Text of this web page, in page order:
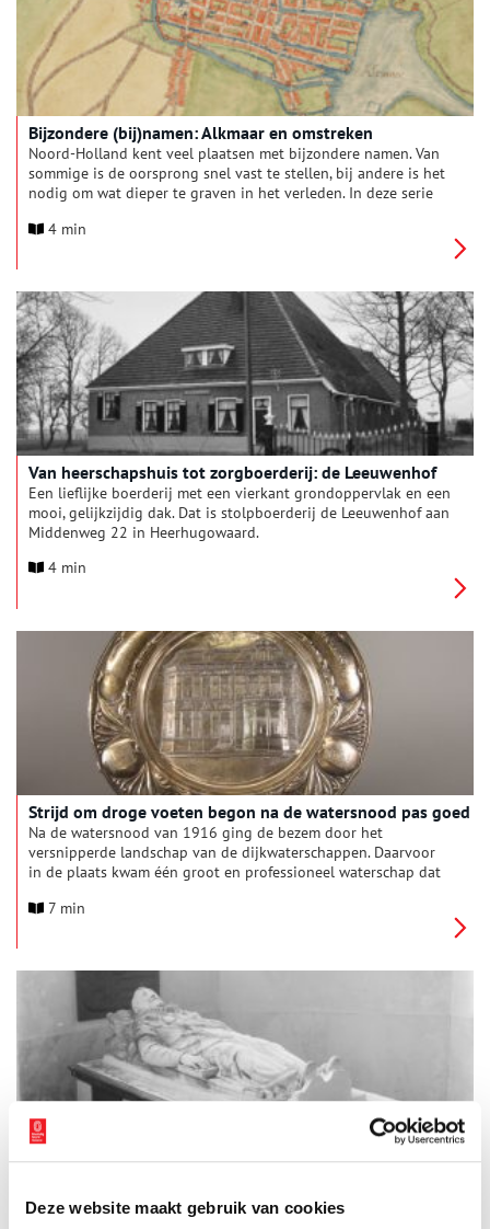
Deze website maakt gebruik van cookies
Bijzondere (bij)namen: Alkmaar en omstreken
Noord-Holland kent veel plaatsen met bijzondere namen. Van
sommige is de oorsprong snel vast te stellen, bij andere is het
nodig om wat dieper te graven in het verleden. In deze serie
onze provincie, om achter de herkomst van de lokale
4 min
Van heerschapshuis tot zorgboerderij: de Leeuwenhof
Een lieflijke boerderij met een vierkant grondoppervlak en een
mooi, gelijkzijdig dak. Dat is stolpboerderij de Leeuwenhof aan
Middenweg 22 in Heerhugowaard.
4 min
Strijd om droge voeten begon na de watersnood pas goed
Na de watersnood van 1916 ging de bezem door het
versnipperde landschap van de dijkwaterschappen. Daarvoor
in de plaats kwam één groot en professioneel waterschap dat
oprukkende water aan ging.
7 min
Opgraving grafkelder Brederodes
zoek naar de invloed en betekenis van de Brederode-dynastie